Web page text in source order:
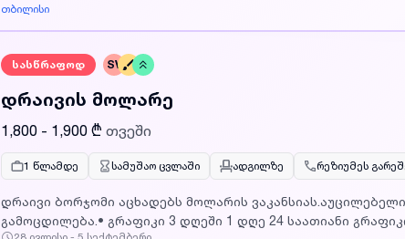
პირები დაგვიკავშირდით მითითებულ ნომერზე ან
LLCBORJOMI@gmail.com, აუცილებელია მიუთითოთ რომელ
თბილისი
სასწრაფოდ SV
დრაივის მოლარე
1,800 - 1,900 ₾ თვეში
1 წლამდე სამუშაო ცვლაში ადგილზე რეზიუმეს
დრაივი ბორჯომი აცხადებს მოლარის
გამოცდილება.• გრაფიკი 3 დღეში 1 დღე 24 საათიანი